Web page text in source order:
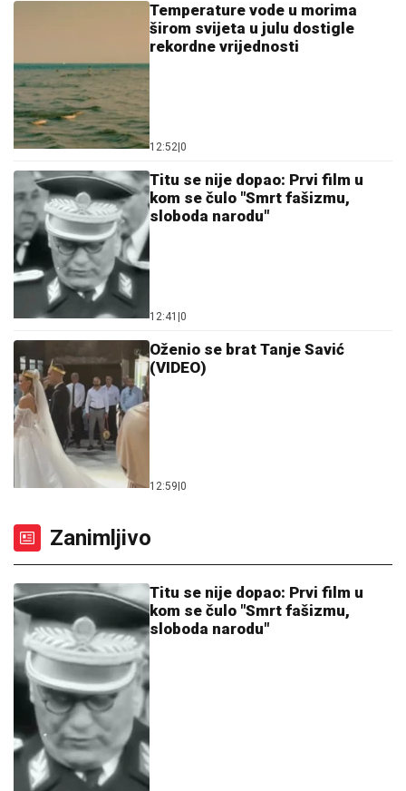
Temperature vode u morima
širom svijeta u julu dostigle
rekordne vrijednosti
12:52 0
Titu se nije dopao: Prvi film u
kom se čulo "Smrt fašizmu,
sloboda narodu"
12:41 0
Oženio se brat Tanje Savić
(VIDEO)
12:59 0
Zanimljivo
Titu se nije dopao: Prvi film u
kom se čulo "Smrt fašizmu,
sloboda narodu"